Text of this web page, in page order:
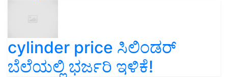
cylinder price ಸಿಲಿಂಡರ್‌
ಬೆಲೆಯಲ್ಲಿ ಭರ್ಜರಿ ಇಳಿಕೆ!